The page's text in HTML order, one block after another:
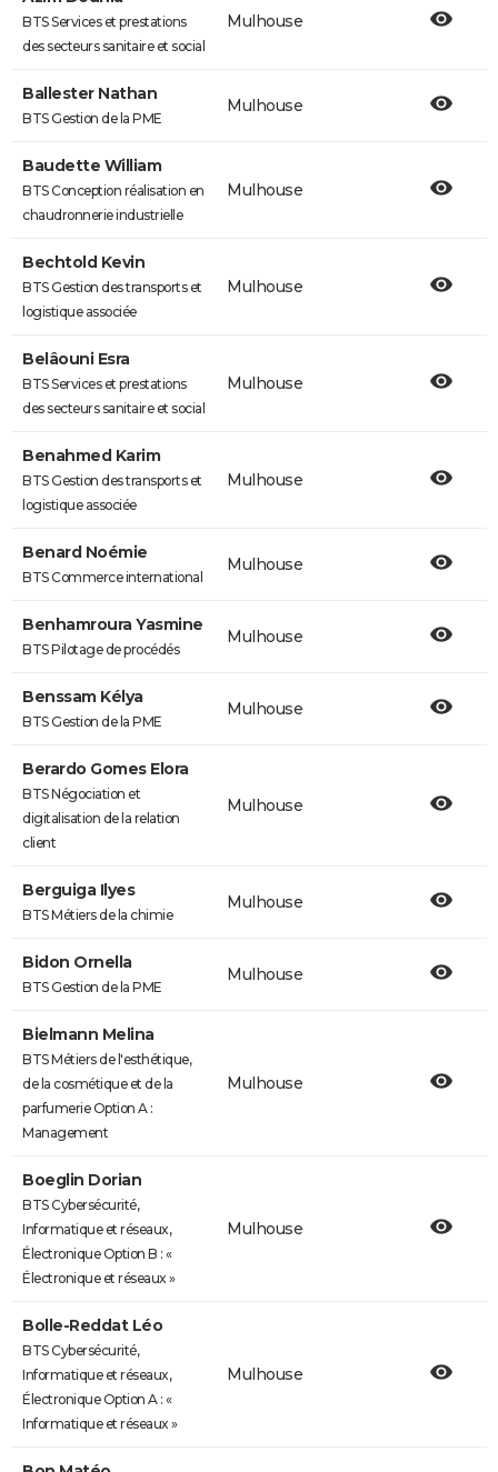
BTS Services et prestations
des secteurs sanitaire et social
Mulhouse
Ballester Nathan
BTS Gestion de la PME
Mulhouse
Baudette William
BTS Conception réalisation en
chaudronnerie industrielle
Mulhouse
Bechtold Kevin
BTS Gestion des transports et
logistique associée
Mulhouse
Belâouni Esra
BTS Services et prestations
des secteurs sanitaire et social
Mulhouse
Benahmed Karim
BTS Gestion des transports et
logistique associée
Mulhouse
Benard Noémie
BTS Commerce international
Mulhouse
Benhamroura Yasmine
BTS Pilotage de procédés
Mulhouse
Benssam Kélya
BTS Gestion de la PME
Mulhouse
Berardo Gomes Elora
BTS Négociation et
digitalisation de la relation
client
Mulhouse
Berguiga Ilyes
BTS Métiers de la chimie
Mulhouse
Bidon Ornella
BTS Gestion de la PME
Mulhouse
Bielmann Melina
BTS Métiers de l'esthétique,
de la cosmétique et de la
parfumerie Option A :
Management
Mulhouse
Boeglin Dorian
BTS Cybersécurité,
Informatique et réseaux,
Électronique Option B : «
Électronique et réseaux »
Mulhouse
Bolle-Reddat Léo
BTS Cybersécurité,
Informatique et réseaux,
Électronique Option A : «
Informatique et réseaux »
Mulhouse